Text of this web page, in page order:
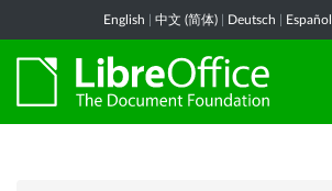
English 中文 (简体) Deutsch Español